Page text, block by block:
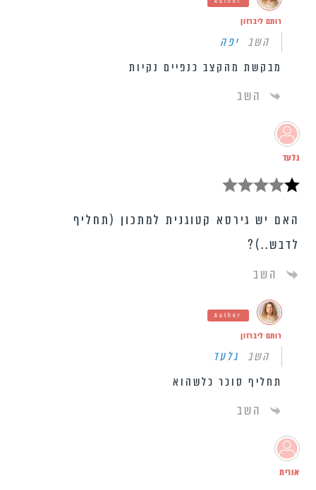
רותם ליברזון
השב יפה
מבקשת מהקצב כנפיים נקיות
השב
גלעד
האם יש גירסא קטוגנית למתכון (תחליף
לדבש..)?
השב
Author
רותם ליברזון
השב גלעד
תחליף סוכר כלשהוא
השב
אורית